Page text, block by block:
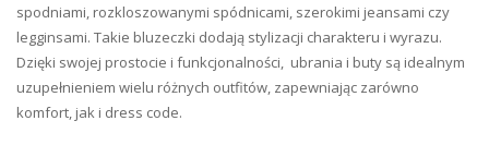
spodniami, rozkloszowanymi spódnicami, szerokimi jeansami czy
legginsami. Takie bluzeczki dodają stylizacji charakteru i wyrazu.
Dzięki swojej prostocie i funkcjonalności, ubrania i buty są idealnym
uzupełnieniem wielu różnych outfitów, zapewniając zarówno
komfort, jak i dress code.